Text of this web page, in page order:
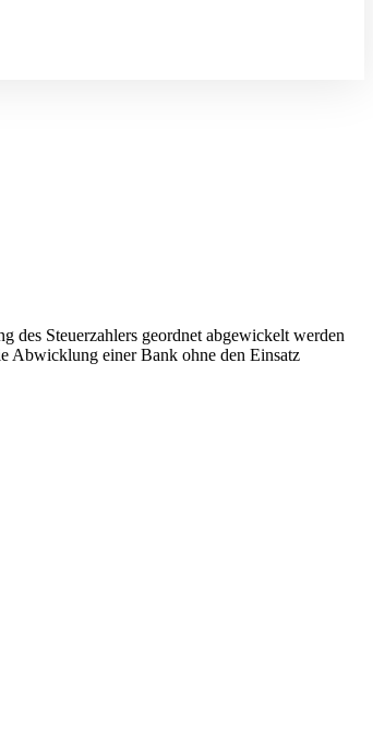
des Steuerzahlers geordnet abgewickelt werden
Abwicklung einer Bank ohne den Einsatz